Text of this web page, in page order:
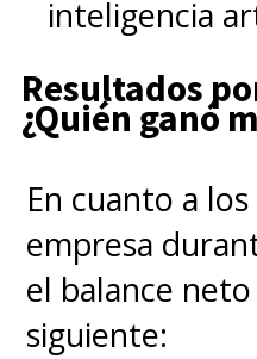
inteligencia
Resultados
¿Quién ganó
En cuanto a
empresa
el balance
siguiente: